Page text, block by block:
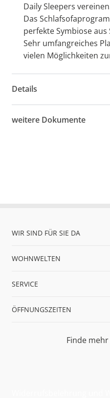
Daily Sleepers
Das
perfekte Symbiose
Sehr umfangreiches
vielen Möglichkeiten
Details
weitere Dokumente
WIR SIND FÜR SIE DA
WOHNWELTEN
SERVICE
ÖFFNUNGSZEITEN
Finde